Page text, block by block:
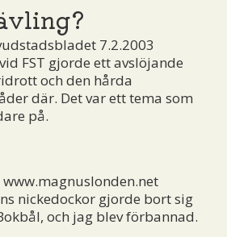
7.2.2003
FST gjorde ett avslöjande
och den hårda
där. Det var ett tema som
på.
nickedockor gjorde bort sig
och jag blev förbannad.